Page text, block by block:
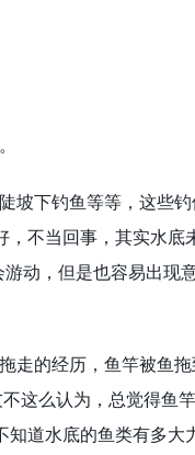
坡下钓鱼等等，这些钓
，不当回事，其实水底
动，但是也容易出现
走的经历，鱼竿被鱼拖
这么认为，总觉得鱼竿
知道水底的鱼类有多大